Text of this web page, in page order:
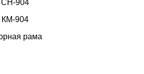
CH-904
КМ-904
рама